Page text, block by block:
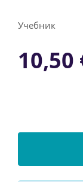
Учебник
10,50